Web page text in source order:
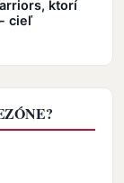
ktorí
cieľ